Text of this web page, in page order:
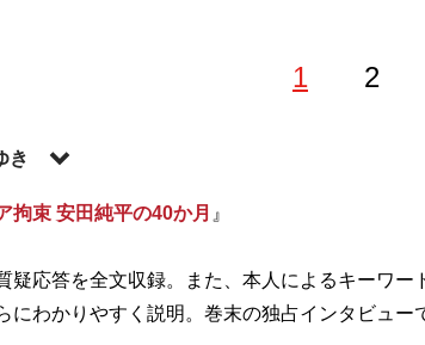
1 2
き
しむらひろゆき）1976年、神奈川県生まれ。東
画」の元管理人。現在は英語圏最大の掲示板サ
本にいる。週刊SPA!で10年以上連載を担当。新
拘束 安田純平の40か月 』
疑応答を全文収録。また、本人によるキーワ
にわかりやすく説明。巻末の独占インタビュ